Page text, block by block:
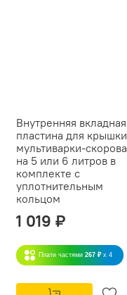
Внутренняя вкладная
пластина для крышки
мультиварки-
на 5 или 6 литров в
комплекте с
уплотнительным
кольцом
1 019 ₽
Плати частями 267 ₽ x 4